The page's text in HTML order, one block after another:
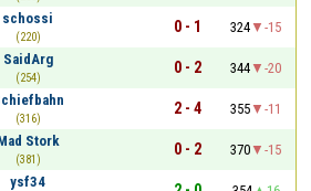
schossi
(220)
0 - 1 324
-15
SaidArg
(254)
0 - 2 344
-20
(316)
2 - 4 355
-11
Stork
(381)
0 - 2 370
-15
ysf34